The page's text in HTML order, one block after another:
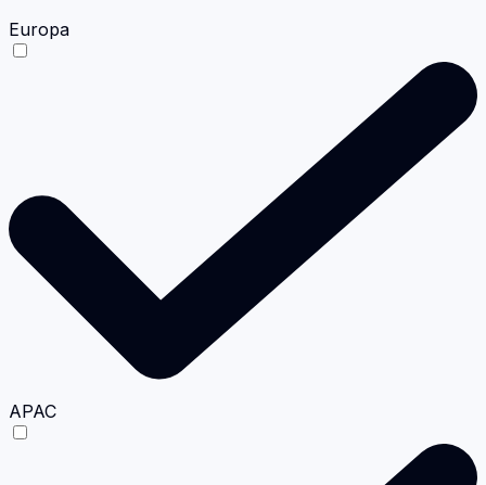
Europa
APAC